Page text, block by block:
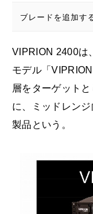
ブレードを追加す
VIPRION 2400は
モデル「
層をターゲット
に、ミッドレン
製品という。